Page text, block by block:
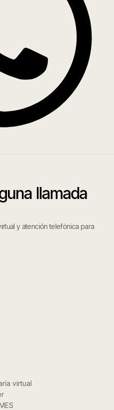
llamada
y atención telefónica para
virtual